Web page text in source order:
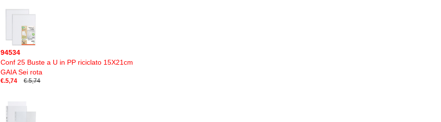
94534
Conf 25 Buste a U in PP riciclato 15X21cm
GAIA Sei rota
€.5,74 €.5,74